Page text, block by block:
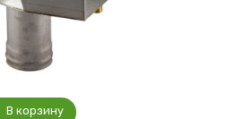
В корзину